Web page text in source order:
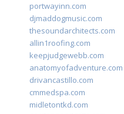
portwayinn.com
djmaddogmusic.com
thesoundarchitects.com
allin1roofing.com
keepjudgewebb.com
anatomyofadventure.com
drivancastillo.com
cmmedspa.com
midletontkd.com